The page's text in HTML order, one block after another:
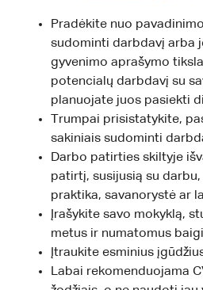
Pradėkite nuo
sudominti darbdavį arba
gyvenimo aprašymo
potencialų darbdavį su
planuojate juos pasiekti
Trumpai prisistatykite,
sakiniais sudominti
Darbo patirties skiltyje
patirtį, susijusią su
praktika, savanorystė ar
Įrašykite savo mokyklą,
metus ir numatomus
Įtraukite esminius
Labai rekomenduojama